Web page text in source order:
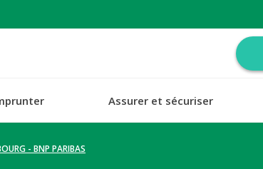
Assurer et sécuriser
- BNP PARIBAS